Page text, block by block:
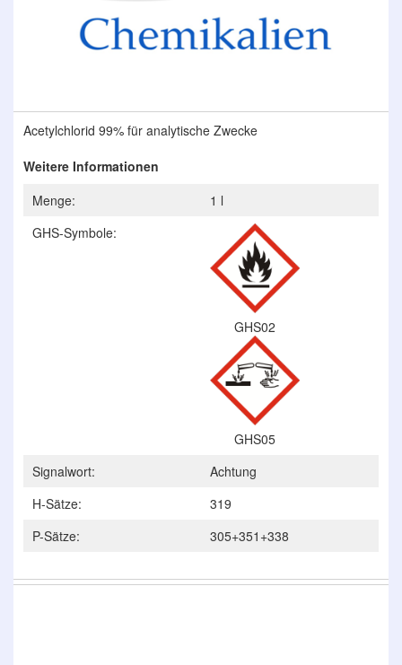
Anfang
Bildergalerie
springen
Acetylchlorid 99% für analytische Zwecke
Weitere Informationen
Menge:
1 l
GHS-Symbole:
GHS02
GHS05
Signalwort:
Achtung
H-Sätze:
319
P-Sätze:
305+351+338